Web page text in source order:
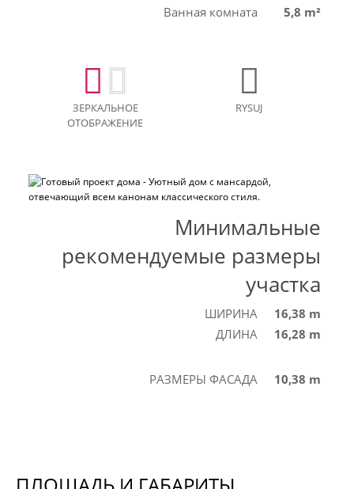
Ванная комната
5,8 m²
ЗЕРКАЛЬНОЕ
ОТОБРАЖЕНИЕ
RYSUJ
Минимальные
рекомендуемые размеры
участка
ШИРИНА
16,38 m
ДЛИНА
16,28 m
РАЗМЕРЫ ФАСАДА 10,38 m